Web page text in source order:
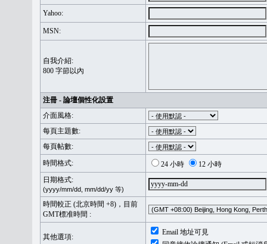
Yahoo:
MSN:
自我介紹:
800 字節以內
注冊 - 論壇個性化設置
介面風格:
每頁主題數:
每頁帖數:
時間格式:
24 小時
12 小時
日期格式:
(yyyy/mm/dd, mm/dd/yy 等)
時間較正 (北京時間 +8)，目前
GMT標准時間 :
其他選項:
Email 地址可見